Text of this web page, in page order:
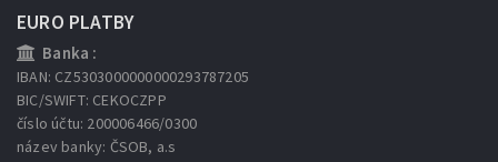
EURO PLATBY
Banka :
IBAN: CZ5303000000000293787205
BIC/SWIFT: CEKOCZPP
číslo účtu: 200006466/0300
název banky: ČSOB, a.s